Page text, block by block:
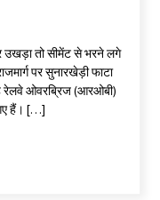
उखड़ा तो सीमेंट से भरने लगे
पर सुनारखेड़ी फाटा
रेलवे ओवरब्रिज (आरओबी)
हैं। […]